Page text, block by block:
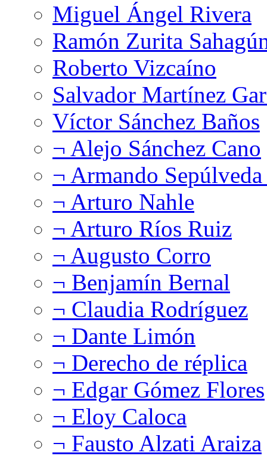
Miguel Ángel Rivera
Ramón Zurita
Roberto Vizcaíno
Salvador Martínez
Víctor Sánchez Baños
¬ Alejo Sánchez Cano
¬ Armando
¬ Arturo Nahle
¬ Arturo Ríos Ruiz
¬ Augusto Corro
¬ Benjamín Bernal
¬ Claudia Rodríguez
¬ Dante Limón
¬ Derecho de réplica
¬ Edgar Gómez Flores
¬ Eloy Caloca
¬ Fausto Alzati Araiza